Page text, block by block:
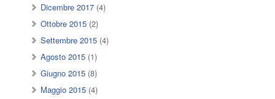
Dicembre 2017 (4)
Ottobre 2015 (2)
Settembre 2015 (4)
Agosto 2015 (1)
Giugno 2015 (8)
Maggio 2015 (4)